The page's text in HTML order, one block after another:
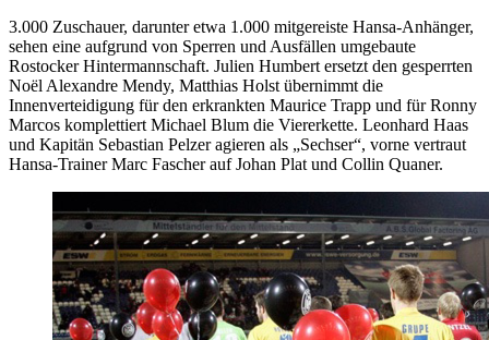
3.000 Zuschauer, darunter etwa 1.000 mitgereiste Hansa-Anhänger,
sehen eine aufgrund von Sperren und Ausfällen umgebaute
Rostocker Hintermannschaft. Julien Humbert ersetzt den gesperrten
Noёl Alexandre Mendy, Matthias Holst übernimmt die
Innenverteidigung für den erkrankten Maurice Trapp und für Ronny
Marcos komplettiert Michael Blum die Viererkette. Leonhard Haas
und Kapitän Sebastian Pelzer agieren als „Sechser“, vorne vertraut
Hansa-Trainer Marc Fascher auf Johan Plat und Collin Quaner.